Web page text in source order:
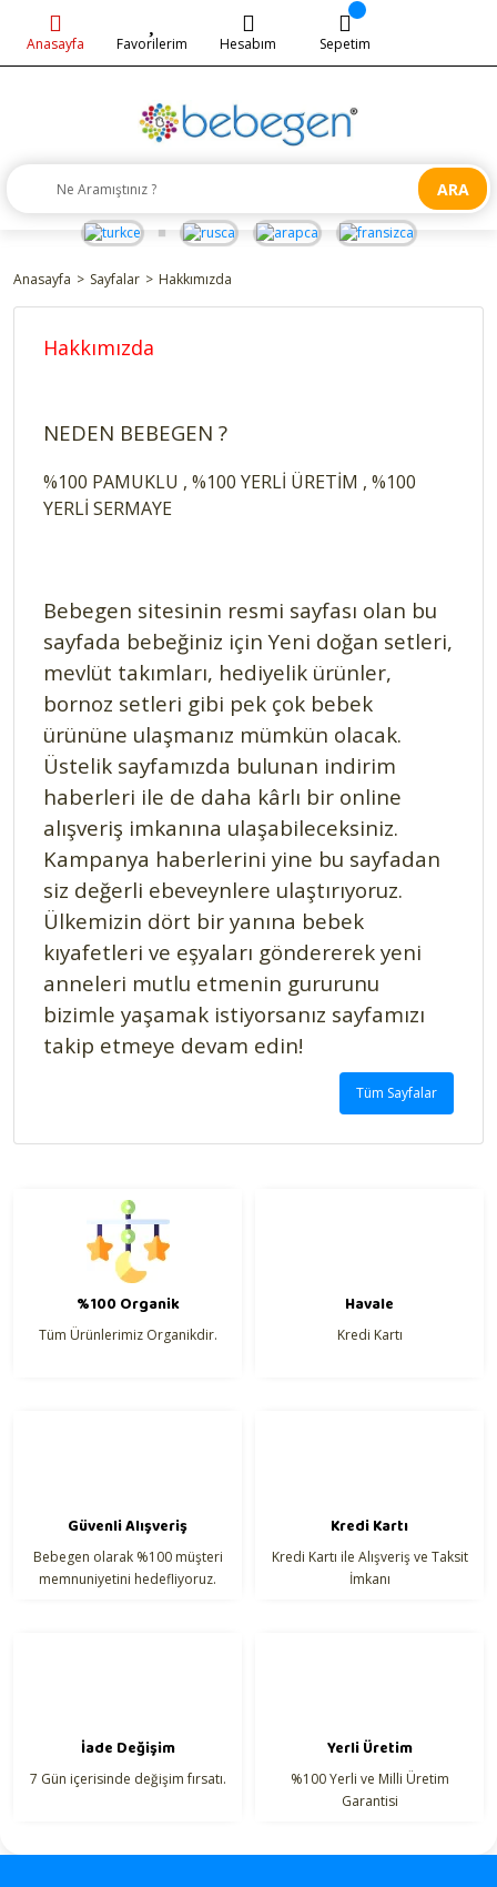
ARA
Anasayfa Favorilerim Hesabım Sepetim
Anasayfa Sayfalar Hakkımızda
Hakkımızda
NEDEN BEBEGEN ?
%100 PAMUKLU , %100 YERLİ ÜRETİM , %100
YERLİ SERMAYE
Bebegen sitesinin resmi sayfası olan bu
sayfada bebeğiniz için Yeni doğan setleri,
mevlüt takımları, hediyelik ürünler,
bornoz setleri gibi pek çok bebek
ürününe ulaşmanız mümkün olacak.
Üstelik sayfamızda bulunan indirim
haberleri ile de daha kârlı bir online
alışveriş imkanına ulaşabileceksiniz.
Kampanya haberlerini yine bu sayfadan
siz değerli ebeveynlere ulaştırıyoruz.
Ülkemizin dört bir yanına bebek
kıyafetleri ve eşyaları göndererek yeni
anneleri mutlu etmenin gururunu
bizimle yaşamak istiyorsanız sayfamızı
takip etmeye devam edin!
Tüm Sayfalar
%100 Organik
Tüm Ürünlerimiz Organikdir.
Havale
Kredi Kartı
Güvenli Alışveriş
Bebegen olarak %100 müşteri
memnuniyetini hedefliyoruz.
Kredi Kartı
Kredi Kartı ile Alışveriş ve Taksit
İmkanı
İade Değişim
7 Gün içerisinde değişim fırsatı.
Yerli Üretim
%100 Yerli ve Milli Üretim
Garantisi